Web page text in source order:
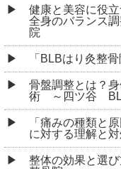
「痛みの種類と
に対する理解と対
整体の効果と
整骨院～
プロも認める！
ばね指の原因、
なリスクを抱えて